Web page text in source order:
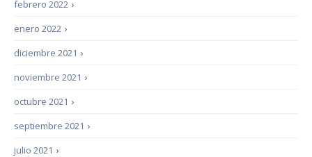
›
febrero 2022
›
enero 2022
›
diciembre 2021
›
noviembre 2021
›
octubre 2021
›
septiembre 2021
›
julio 2021